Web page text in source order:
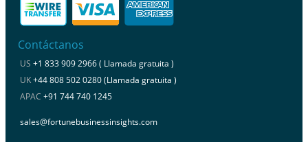
Contáctanos
US +1 833 909 2966 ( Llamada gratuita )
UK+44 808 502 0280 (Llamada gratuita )
APAC +91 744 740 1245
sales@fortunebusinessinsights.com